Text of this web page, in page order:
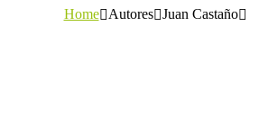
Home Autores Juan Castaño